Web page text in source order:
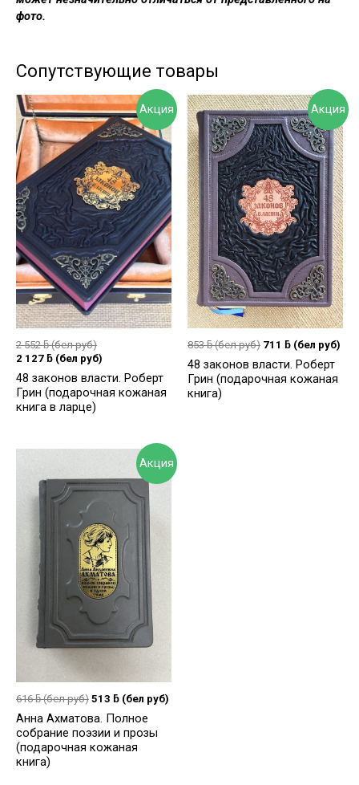
фото.
Сопутствующие товары
Акция
2 552ƃ(бел руб)
2 127 ƃ (бел руб)
48 законов власти. Роберт
Грин (подарочная кожаная
книга в ларце)
Акция
853ƃ(бел руб) 711 ƃ (бел руб)
48 законов власти. Роберт
Грин (подарочная кожаная
книга)
Акция
616ƃ(бел руб) 513 ƃ (бел руб)
Анна Ахматова. Полное
собрание поэзии и прозы
(подарочная кожаная
книга)